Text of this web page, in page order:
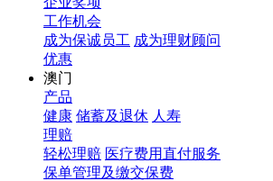
工作机会
成为保诚员工 成为理财顾问
优惠
澳门
产品
健康 储蓄及退休 人寿
理赔
轻松理赔 医疗费用直付服务
保单管理及缴交保费